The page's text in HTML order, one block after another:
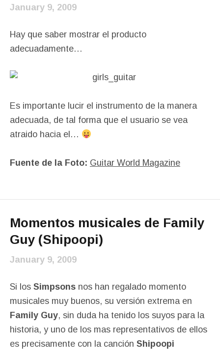
January 9, 2009
Hay que saber mostrar el producto
adecuadamente…
Es importante lucir el instrumento de la manera
adecuada, de tal forma que el usuario se vea
atraido hacia el…
Fuente de la Foto: Guitar World Magazine
Momentos musicales de Family
Guy (Shipoopi)
January 9, 2009
Si los Simpsons nos han regalado momento
musicales muy buenos, su versión extrema en
Family Guy, sin duda ha tenido los suyos para la
historia, y uno de los mas representativos de ellos
es precisamente con la canción Shipoopi